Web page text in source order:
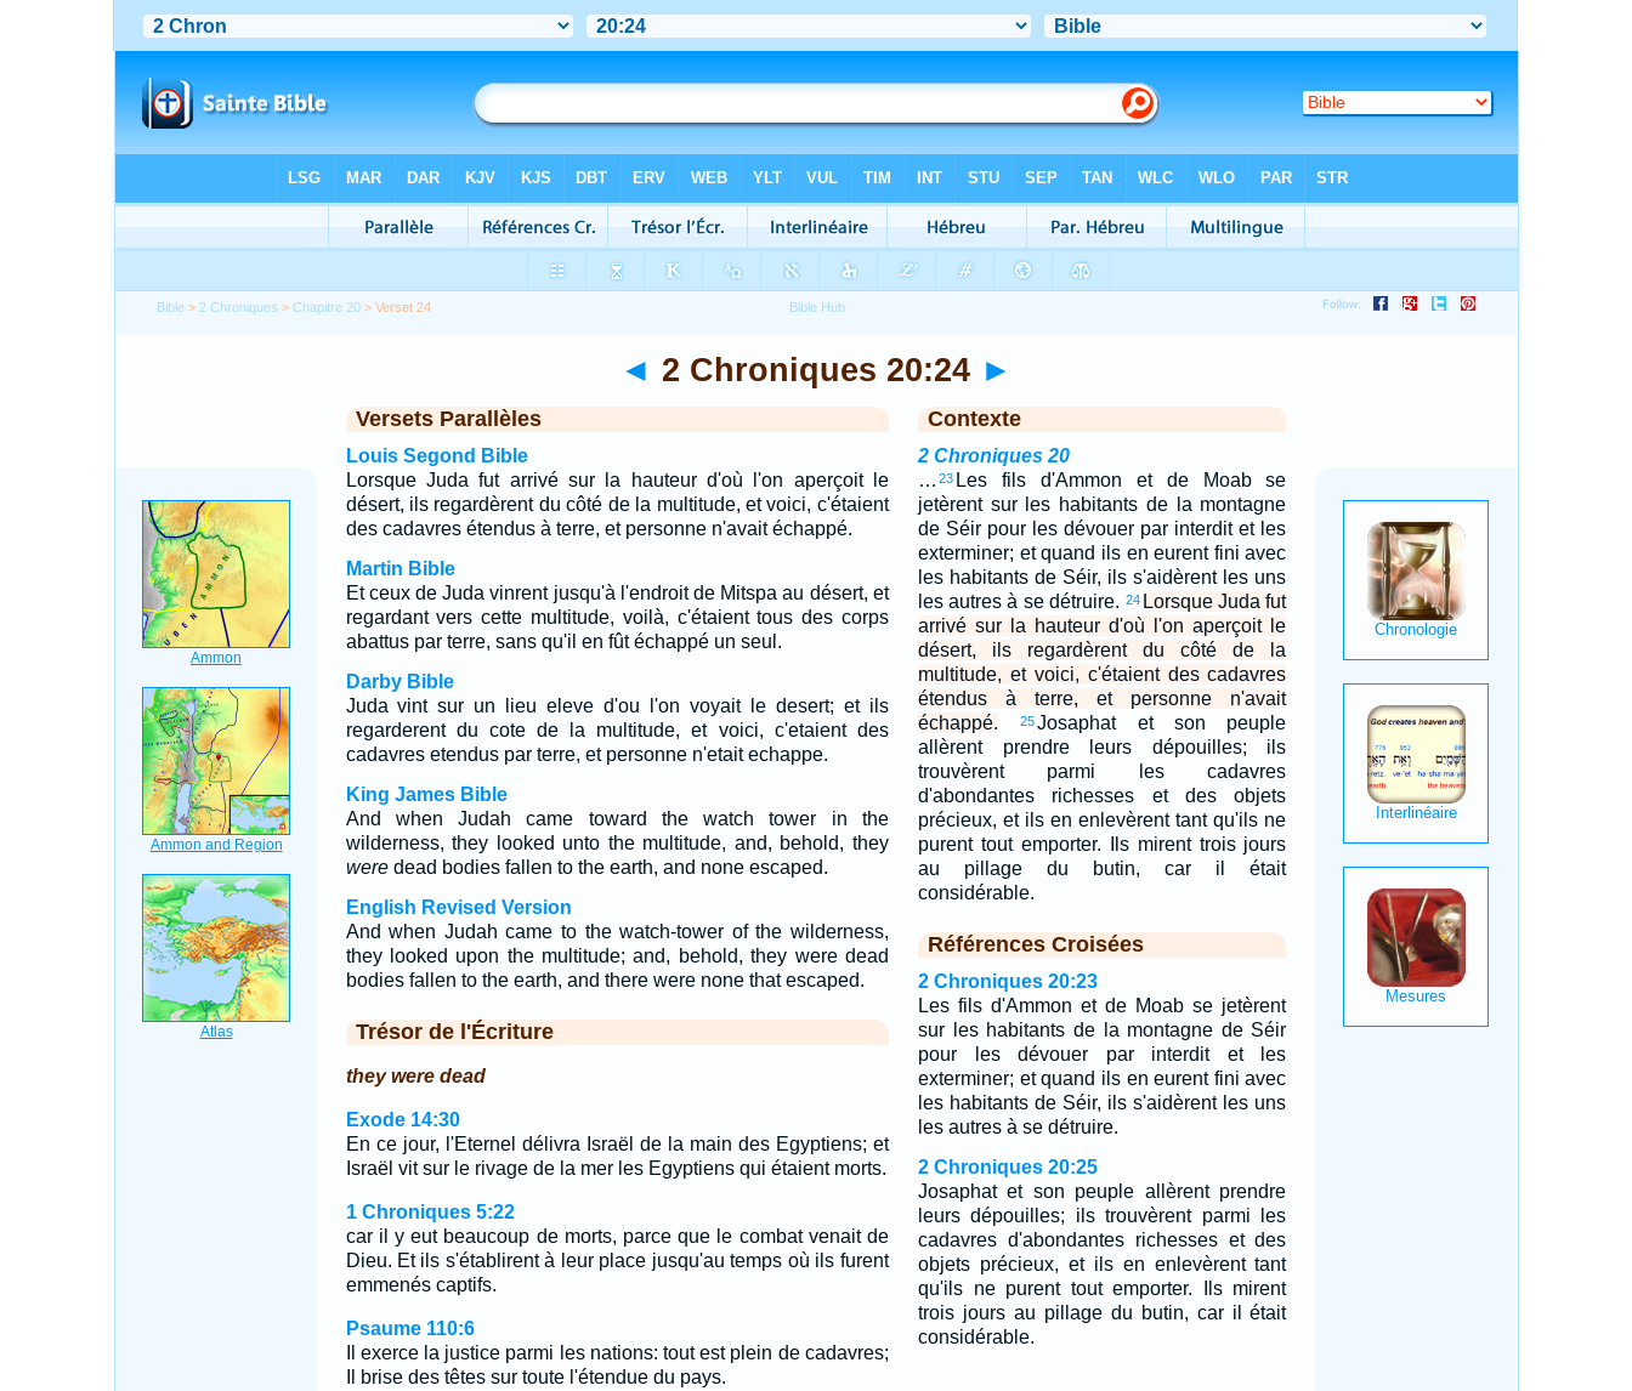
Bible > 2 Chroniques >Chapitre 20 > Verset 24
◄ 2 Chroniques 20:24 ►
Versets Parallèles
Louis Segond Bible
Lorsque Juda fut arrivé sur la hauteur d'où l'on aperçoit le
désert, ils regardèrent du côté de la multitude, et voici, c'étaient
des cadavres étendus à terre, et personne n'avait échappé.
Martin Bible
Et ceux de Juda vinrent jusqu'à l'endroit de Mitspa au désert, et
regardant vers cette multitude, voilà, c'étaient tous des corps
abattus par terre, sans qu'il en fût échappé un seul.
Darby Bible
Juda vint sur un lieu eleve d'ou l'on voyait le desert; et ils
regarderent du cote de la multitude, et voici, c'etaient des
cadavres etendus par terre, et personne n'etait echappe.
King James Bible
And when Judah came toward the watch tower in the
wilderness, they looked unto the multitude, and, behold, they
weredead bodies fallen to the earth, and none escaped.
English Revised Version
And when Judah came to the watch-tower of the wilderness,
they looked upon the multitude; and, behold, they were dead
bodies fallen to the earth, and there were none that escaped.
Trésor de l'Écriture
they were dead
Exode 14:30
En ce jour, l'Eternel délivra Israël de la main des Egyptiens; et
Israël vit sur le rivage de la mer les Egyptiens qui étaient morts.
1 Chroniques 5:22
car il y eut beaucoup de morts, parce que le combat venait de
Dieu. Et ils s'établirent à leur place jusqu'au temps où ils furent
emmenés captifs.
Psaume 110:6
Il exerce la justice parmi les nations: tout est plein de cadavres;
Il brise des têtes sur toute l'étendue du pays.
Contexte
2 Chroniques 20
… 23 Les fils d'Ammon et de Moab se
jetèrent sur les habitants de la montagne
de Séir pour les dévouer par interdit et les
exterminer; et quand ils en eurent fini avec
les habitants de Séir, ils s'aidèrent les uns
les autres à se détruire. 24 Lorsque Juda fut
arrivé sur la hauteur d'où l'on aperçoit le
désert, ils regardèrent du côté de la
multitude, et voici, c'étaient des cadavres
étendus à terre, et personne n'avait
échappé.
25Josaphat et son peuple
allèrent prendre leurs dépouilles; ils
trouvèrent parmi les cadavres
d'abondantes richesses et des objets
précieux, et ils en enlevèrent tant qu'ils ne
purent tout emporter. Ils mirent trois jours
au pillage du butin, car il était
considérable.
Références Croisées
2 Chroniques 20:23
Les fils d'Ammon et de Moab se jetèrent
sur les habitants de la montagne de Séir
pour les dévouer par interdit et les
exterminer; et quand ils en eurent fini avec
les habitants de Séir, ils s'aidèrent les uns
les autres à se détruire.
2 Chroniques 20:25
Josaphat et son peuple allèrent prendre
leurs dépouilles; ils trouvèrent parmi les
cadavres d'abondantes richesses et des
objets précieux, et ils en enlevèrent tant
qu'ils ne purent tout emporter. Ils mirent
trois jours au pillage du butin, car il était
considérable.